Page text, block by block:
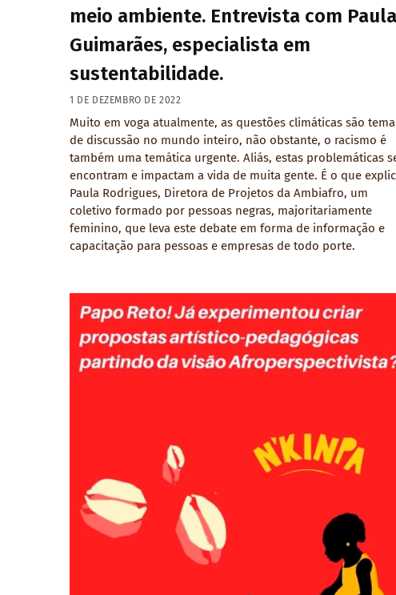
meio ambiente. Entrevista com Paula
Guimarães, especialista em
sustentabilidade.
1 DE DEZEMBRO DE 2022
Muito em voga atualmente, as questões climáticas são tema
de discussão no mundo inteiro, não obstante, o racismo é
também uma temática urgente. Aliás, estas problemáticas
encontram e impactam a vida de muita gente. É o que
Paula Rodrigues, Diretora de Projetos da Ambiafro, um
coletivo formado por pessoas negras, majoritariamente
feminino, que leva este debate em forma de informação e
capacitação para pessoas e empresas de todo porte.